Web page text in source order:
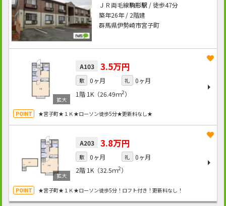
ＪＲ両毛線駒形駅/ 徒歩47分
築年26年 / 2階建
群馬県伊勢崎市宮子町
A103 3.5万円
敷 0ヶ月 礼
0ヶ月
1階 1K（26.49ｍ2）
★宮子町★１Ｋ★ローソン徒歩5分★更新料なし★
A203 3.8万円
敷 0ヶ月 礼
0ヶ月
2階 1K（32.5ｍ2）
★宮子町★１Ｋ★ローソン徒歩5分！ロフト付き！更新料なし！